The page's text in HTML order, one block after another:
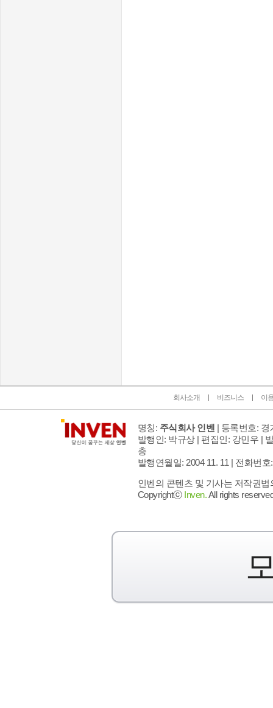
회사소개 비즈니스 이
명칭: 주식회사 인벤 | 등록번호: 경
발행인: 박규상 | 편집인: 강민우 |
층
발행연월일: 2004 11. 11 | 전화번호
인벤의 콘텐츠 및 기사는 저작권
Copyrightⓒ Inven.All rights